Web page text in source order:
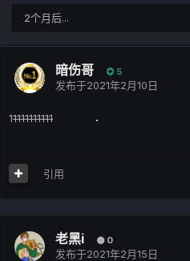
2个月后...
暗伤哥 5
发布于2021年2月10日
11111111111
引用
老黑i 0
发布于2021年2月15日